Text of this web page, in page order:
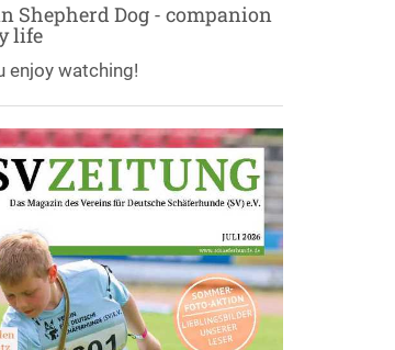
Shepherd Dog - companion
life
enjoy watching!